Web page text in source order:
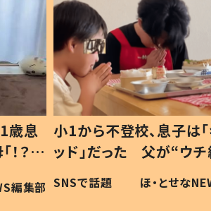
歳息
？」
編集部
小1から不登校、息子は
ッド」だった 父が“ウ
作り続ける理由とは #
#令和の子
SNSで話題 ほ・とせな